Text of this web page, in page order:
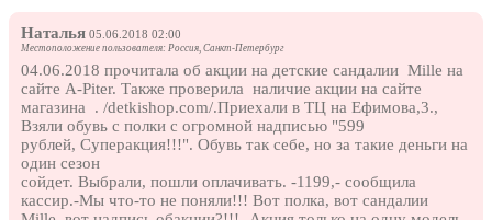
оптом. При этом можно посетить какой-либо из филиалов
самостоятельно, а можно сделать покупку в интернет-магазине.
Наталья 05.06.2018 02:00
Местоположение пользователя: Россия, Санкт-Петербург
04.06.2018 прочитала об акции на детские сандалии Mille на
сайте A-Piter. Также проверила наличие акции на сайте
магазина . /detkishop.com/.Приехали в ТЦ на Ефимова,3.,
Взяли обувь с полки с огромной надписью "599
рублей, Суперакция!!!". Обувь так себе, но за такие деньги на
один сезон
сойдет. Выбрали, пошли оплачивать. -1199,- сообщила
кассир.-Мы что-то не поняли!!! Вот полка, вот сандалии